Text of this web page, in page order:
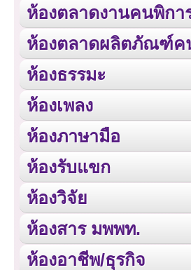
ห้องตลาดงานคนพิกา
ห้องตลาดผลิตภัณฑ์ค
ห้องธรรมะ
ห้องเพลง
ห้องภาษามือ
ห้องรับแขก
ห้องวิจัย
ห้องสาร มพพท.
ห้องอาชีพ/ธุรกิจ